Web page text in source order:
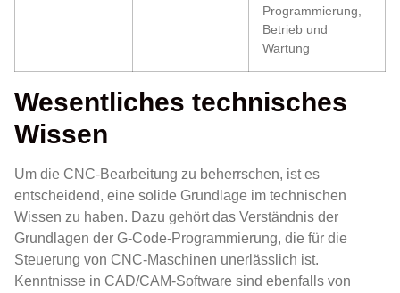
Programmierung,
Betrieb und
Wartung
Wesentliches technisches
Wissen
Um die CNC-Bearbeitung zu beherrschen, ist es
entscheidend, eine solide Grundlage im technischen
Wissen zu haben. Dazu gehört das Verständnis der
Grundlagen der G-Code-Programmierung, die für die
Steuerung von CNC-Maschinen unerlässlich ist.
Kenntnisse in CAD/CAM-Software sind ebenfalls von